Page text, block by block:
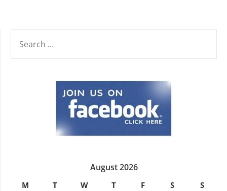
FOR:
August 2026
M T W T F S
S